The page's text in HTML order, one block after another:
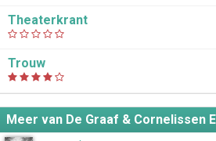
Theaterkrant
Trouw
Meer van De Graaf & Cornelissen